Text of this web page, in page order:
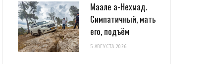
Маале а-Нехмад.
Симпатичный, мать
его, подъём
5 АВГУСТА 2026